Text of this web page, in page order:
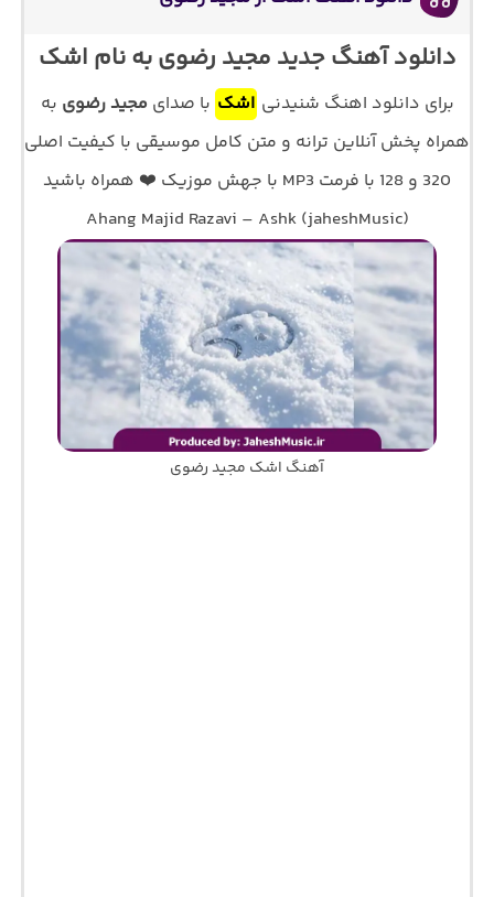
دانلود آهنگ جدید مجید رضوی به نام اشک
برای دانلود اهنگ شنیدنی اشک با صدایمجید رضوی به
همراه پخش آنلاین ترانه و متن کامل موسیقی با کیفیت اصلی
320 و 128 با فرمت MP3 با جهش موزیک ❤️ همراه باشید
Ahang Majid Razavi – Ashk (jaheshMusic)
آهنگ اشک مجید رضوی